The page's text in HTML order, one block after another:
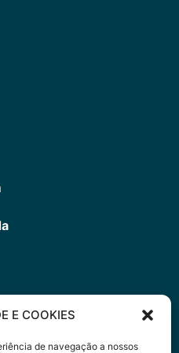
E COOKIES
de navegação a nossos